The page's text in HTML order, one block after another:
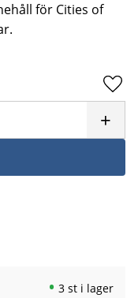
för Cities of
+
3 st i lager